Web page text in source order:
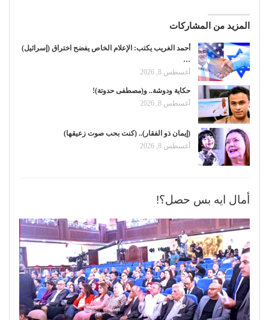
المزيد من المشاركات
أحمد الغريب يكتب: الإعلام الخاص يفضح اختراق (إسرائيل)
…
أغسطس 8, 2026
حكاية ودوشة.. و(مصطفى حدوتة)!
أغسطس 8, 2026
(إيمان ذو الفقار).. (كنت بحب صوت زعيقها)
أغسطس 8, 2026
أمال ايه بس حصل؟!